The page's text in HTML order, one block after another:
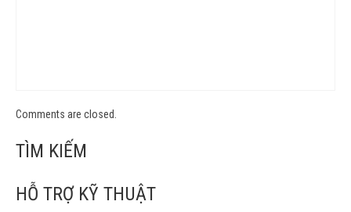
Comments are closed.
TÌM KIẾM
HỖ TRỢ KỸ THUẬT